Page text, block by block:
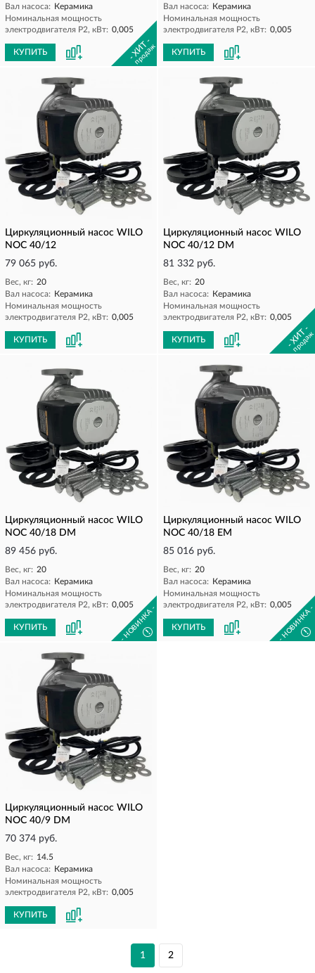
Вал насоса: Керамика
Номинальная мощность
электродвигателя P2, кВт: 0,005
КУПИТЬ - ХИТ -
продаж
Вал насоса: Керамика
Номинальная мощность
электродвигателя P2, кВт: 0,005
КУПИТЬ
Циркуляционный насос WILO
NOC 40/12
79 065 руб.
Вес, кг: 20
Вал насоса: Керамика
Номинальная мощность
электродвигателя P2, кВт: 0,005
КУПИТЬ
Циркуляционный насос WILO
NOC 40/12 DM
81 332 руб.
Вес, кг: 20
Вал насоса: Керамика
Номинальная мощность
электродвигателя P2, кВт: 0,005
КУПИТЬ - ХИТ -
продаж
Циркуляционный насос WILO
NOC 40/18 DM
89 456 руб.
Вес, кг: 20
Вал насоса: Керамика
Номинальная мощность
электродвигателя P2, кВт: 0,005
КУПИТЬ - НОВИНКА -
!
Циркуляционный насос WILO
NOC 40/18 EM
85 016 руб.
Вес, кг: 20
Вал насоса: Керамика
Номинальная мощность
электродвигателя P2, кВт: 0,005
КУПИТЬ - НОВИНКА -
!
Циркуляционный насос WILO
NOC 40/9 DM
70 374 руб.
Вес, кг: 14.5
Вал насоса: Керамика
Номинальная мощность
электродвигателя P2, кВт: 0,005
КУПИТЬ
1 2